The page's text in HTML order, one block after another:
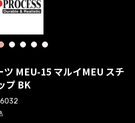
2 3 4 5
ツ MEU-15 マルイMEU スチ
プ BK